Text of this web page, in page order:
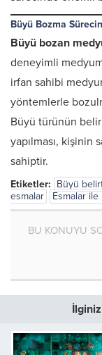
Büyü Bozma
Büyü bozan
deneyimli
irfan sahibi
yöntemlerle
Büyü türünün
yapılması, kişinin
sahiptir.
Etiketler: Büyü
esmalar
Esmalar
BU KONUYU